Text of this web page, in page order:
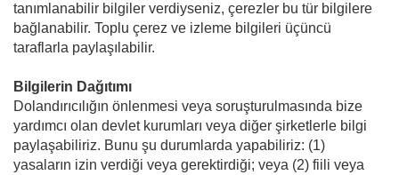
tanımlanabilir bilgiler verdiyseniz, çerezler bu tür bilgilere
bağlanabilir. Toplu çerez ve izleme bilgileri üçüncü
taraflarla paylaşılabilir.
Bilgilerin Dağıtımı
Dolandırıcılığın önlenmesi veya soruşturulmasında bize
yardımcı olan devlet kurumları veya diğer şirketlerle bilgi
paylaşabiliriz. Bunu şu durumlarda yapabiliriz: (1)
yasaların izin verdiği veya gerektirdiği; veya (2) fiili veya